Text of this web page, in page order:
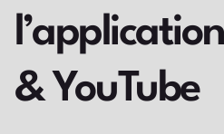
& YouTube